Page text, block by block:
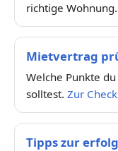
richtige Wohnung.
Mietvertrag
Welche Punkte
solltest. Zur
Tipps zur